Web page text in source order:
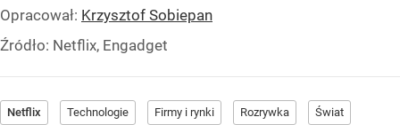
Opracował: Krzysztof Sobiepan
Źródło: Netflix, Engadget
Netflix Technologie Firmy i rynki Rozrywka Świat